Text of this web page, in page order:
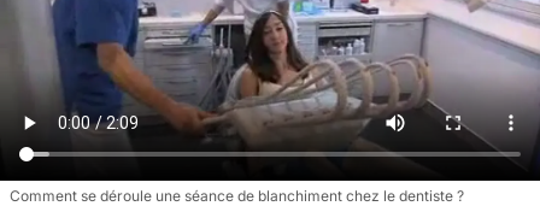
Comment se déroule une séance de blanchiment chez le dentiste ?